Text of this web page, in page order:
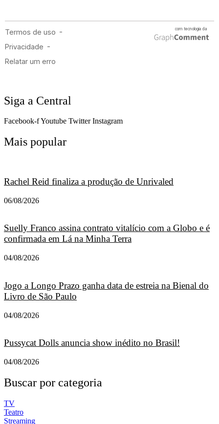
Siga a Central
Facebook-fYoutube Twitter Instagram
Mais popular
Rachel Reid finaliza a produção de Unrivaled
06/08/2026
Suelly Franco assina contrato vitalício com a Globo e é
confirmada em Lá na Minha Terra
04/08/2026
Jogo a Longo Prazo ganha data de estreia na Bienal do
Livro de São Paulo
04/08/2026
Pussycat Dolls anuncia show inédito no Brasil!
04/08/2026
Buscar por categoria
TV
Teatro
Streaming